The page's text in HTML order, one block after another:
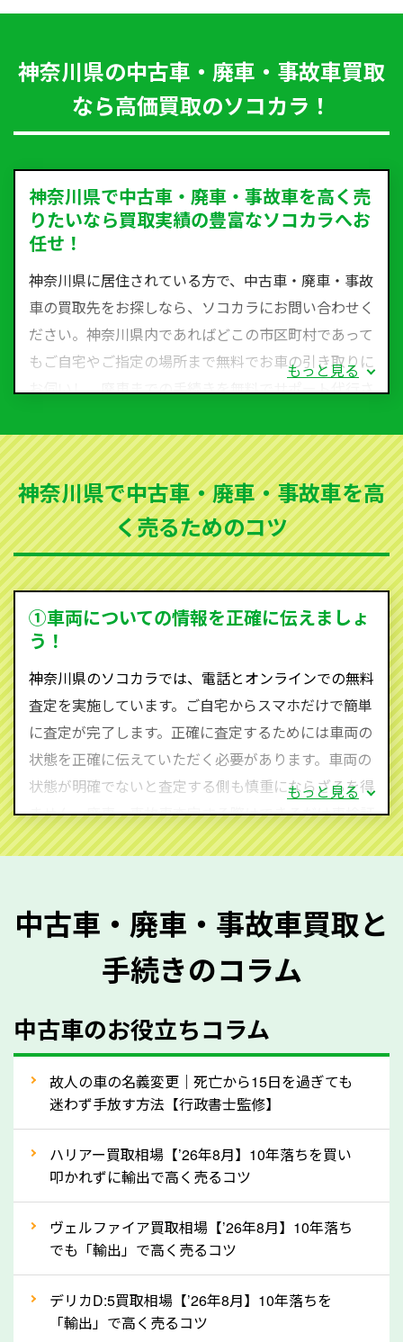
神奈川県の中古車・廃車・事故車買取
なら高価買取のソコカラ！
神奈川県で中古車・廃車・事故車を高く売
りたいなら買取実績の豊富なソコカラへお
任せ！
神奈川県に居住されている方で、中古車・廃車・事故
車の買取先をお探しなら、ソコカラにお問い合わせく
ださい。神奈川県内であればどこの市区町村であって
もご自宅やご指定の場所まで無料でお車の引き取りに
お伺いし、廃車までの手続きを無料でサポート代行さ
障車など動かない車、水害車、不動車、乗らなくなっ
てしまった車、車検が切れて動かすことができない車
でも買取可能です。
ソコカラは世界１１０か国に独自の販売ネットワーク
を持ち、国内に自社物流網、自社ヤードをもっている
ため、中間マージンがかかりません。だから高価買取
す。
0-590-870）までお問い合わせ下さい。
査定・ご相談・見積もりはすべて無料で行います。安
心してお問い合わせください。
もっと見る
神奈川県で中古車・廃車・事故車を高
く売るためのコツ
①車両についての情報を正確に伝えましょ
う！
神奈川県のソコカラでは、電話とオンラインでの無料
査定を実施しています。ご自宅からスマホだけで簡単
に査定が完了します。正確に査定するためには車両の
状態を正確に伝えていただく必要があります。車両の
状態が明確でないと査定する側も慎重にならざるを得
ません。廃車・事故車査定する際はできるだけ車検証
をご準備ください。車検証があることで車両状態や年
に質問させていただく内容は以下の通りとなります。
メーカー／車種
型式／グレード
走行距離（例：約〇万キロ）
車検の満了日
内装や外装の状態
定を行い高価買取価格をつけやすくなります。
②自動車税の還付金は早く売るほど多く返
ってきます！
自動車税の還付金は、先に年払いしていた自動車税が
月割りで返還されるものです。ですから、自動車税の
還付金は早めに売却するほど多く還付されます。不要
もっと見る
中古車・廃車・事故車買取と
手続きのコラム
中古車のお役立ちコラム
故人の車の名義変更｜死亡から15日を過ぎても
迷わず手放す方法【行政書士監修】
ハリアー買取相場【’26年8月】10年落ちを買い
叩かれずに輸出で高く売るコツ
ヴェルファイア買取相場【’26年8月】10年落ち
でも「輸出」で高く売るコツ
デリカD:5買取相場【’26年8月】10年落ちを
「輸出」で高く売るコツ